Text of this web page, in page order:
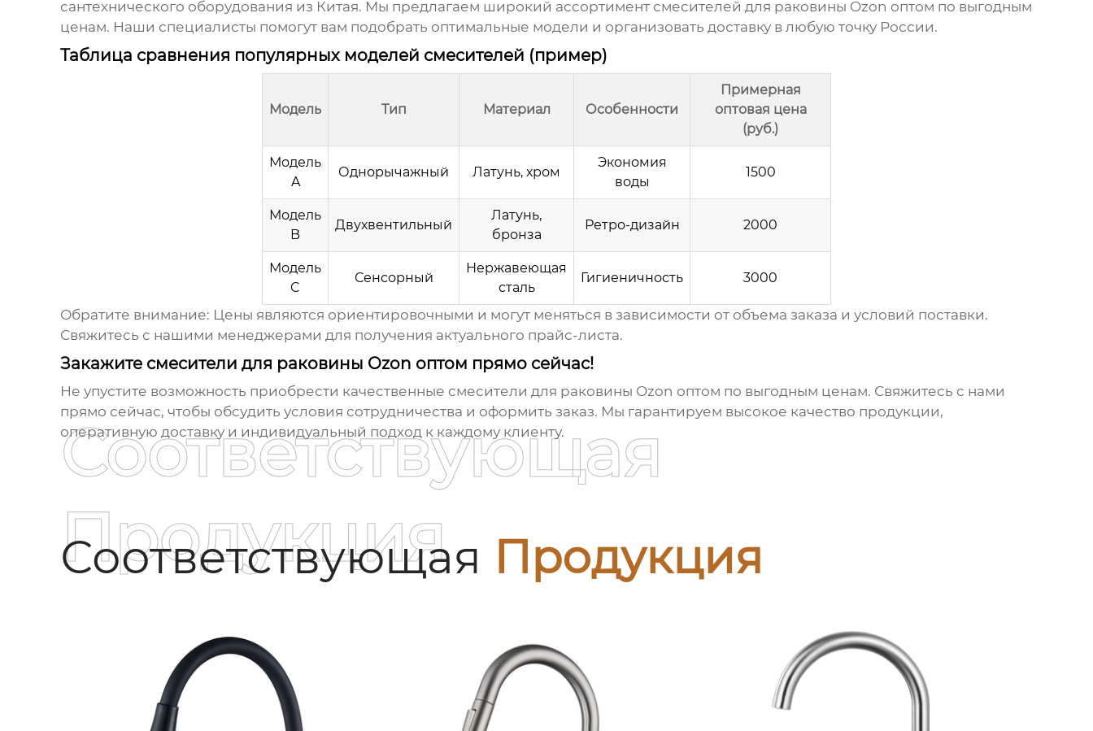
сантехнического оборудования из Китая. Мы предлагаем широкий ассортимент смесителей для раковины Ozon оптом по выгодным
ценам. Наши специалисты помогут вам подобрать оптимальные модели и организовать доставку в любую точку России.
Таблица сравнения популярных моделей смесителей (пример)
Модель Тип Материал Особенности
Примерная
оптовая цена
(руб.)
Модель
A
Однорычажный Латунь, хром
Экономия
воды
1500
Модель
B
Двухвентильный
Латунь,
бронза
Ретро-дизайн 2000
Модель
C
Сенсорный
Нержавеющая
сталь
Гигиеничность 3000
Обратите внимание: Цены являются ориентировочными и могут меняться в зависимости от объема заказа и условий поставки.
Свяжитесь с нашими менеджерами для получения актуального прайс-листа.
Закажите смесители для раковины Ozon оптом прямо сейчас!
Не упустите возможность приобрести качественные смесители для раковины Ozon оптом по выгодным ценам. Свяжитесь с нами
прямо сейчас, чтобы обсудить условия сотрудничества и оформить заказ. Мы гарантируем высокое качество продукции,
оперативную доставку и индивидуальный подход к каждому клиенту.
Соответствующая Продукция
Соответствующая
Продукция